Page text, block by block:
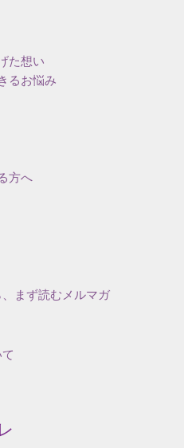
た想い
るお悩み
方へ
、まず読むメルマガ